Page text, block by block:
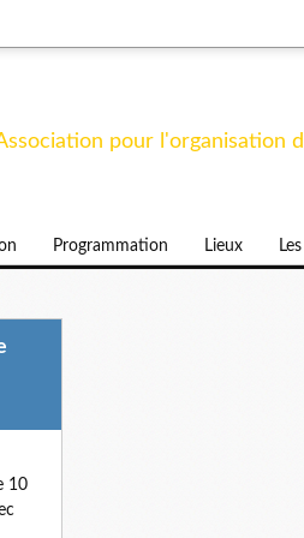
pour l'organisation
Programmation Lieux
10